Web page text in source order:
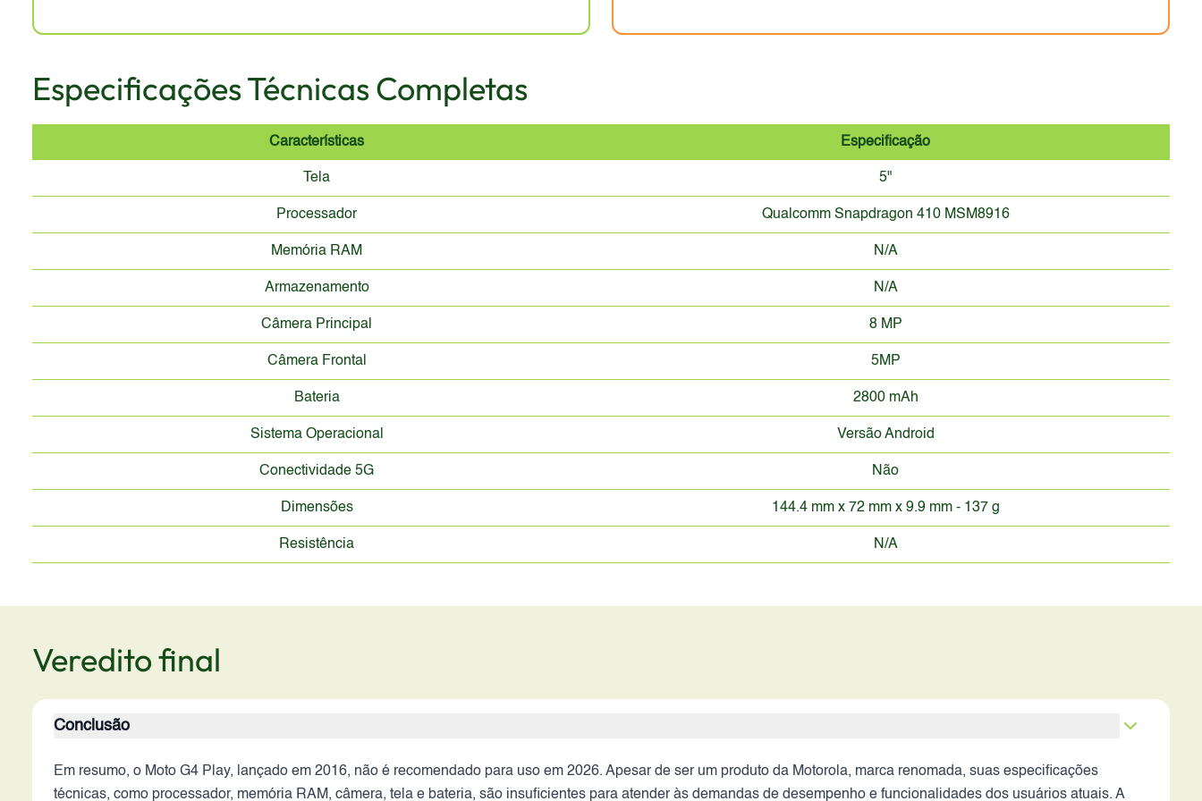
Especificações Técnicas Completas
Características Especificação
Tela 5"
Processador Qualcomm Snapdragon 410 MSM8916
Memória RAM N/A
Armazenamento N/A
Câmera Principal 8 MP
Câmera Frontal 5MP
Bateria 2800 mAh
Sistema Operacional Versão Android
Conectividade 5G Não
Dimensões 144.4 mm x 72 mm x 9.9 mm - 137 g
Resistência N/A
Veredito final
Conclusão
Em resumo, o Moto G4 Play, lançado em 2016, não é recomendado para uso em 2026. Apesar de ser um produto da Motorola, marca renomada, suas especificações
técnicas, como processador, memória RAM, câmera, tela e bateria, são insuficientes para atender às demandas de desempenho e funcionalidades dos usuários atuais. A